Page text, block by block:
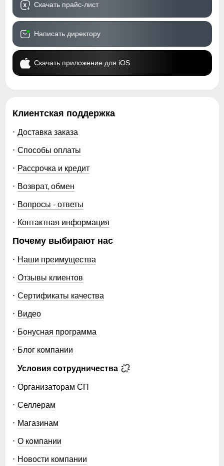
Скачать прайс-лист
Написать директору
Скачать приложение для iOS
Клиентская поддержка
Доставка заказа
Способы оплаты
Рассрочка и кредит
Возврат, обмен
Вопросы - ответы
Контактная информация
Почему выбирают нас
Наши преимущества
Отзывы клиентов
Сертификаты качества
Видео
Бонусная программа
Блог компании
Условия сотрудничества
Организаторам СП
Селлерам
Магазинам
О компании
Новости компании